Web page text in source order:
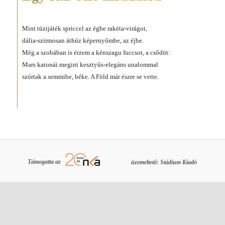
Mint tüzijáték spriccel az égbe rakéta-virágot,
dália-szirmosan áthúz képernyőmbe, az éjbe.
Még a szobában is érzem a kénszagu fuccsot, a csődöt:
Mars katonái megint kesztyűs-elegáns unalommal
szórtak a semmibe, béke. A Föld már észre se vette.
Támogatta az üzemeltető: Stádium Kiadó